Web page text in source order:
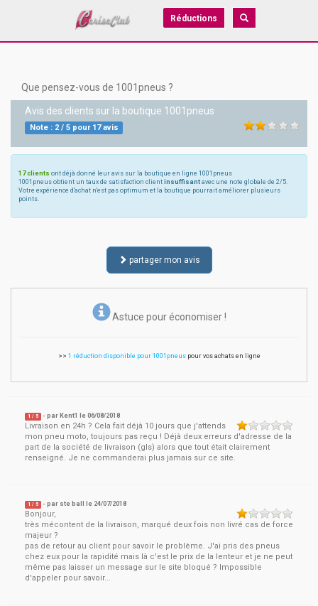
Réductions
Que pensez-vous de 1001pneus ?
Avis des clients sur la boutique 1001pneus
Note : 2/ 5pour 17avis
17 clients ont déjà donné leur avis sur la boutique en ligne 1001pneus
1001pneus obtient un taux de satisfaction client insuffisant avec une note globale de 2/5.
Votre expérience d'achat n'est pas optimum et la boutique pourrait améliorer plusieurs
points.
partager mon avis
Astuce pour économiser !
>> 1 réduction disponible pour 1001pneuspour vos achats en ligne
1 / 5 - par Kent1 le06/08/2018
Livraison en 24h ? Cela fait déjà 10 jours que j'attends
mon pneu moto, toujours pas reçu ! Déjà deux erreurs d'adresse de la
part de la société de livraison (gls) alors que tout était clairement
renseigné. Je ne commanderai plus jamais sur ce site.
1 / 5 - par ste ball le 24/07/2018
Bonjour,
très mécontent de la livraison, marqué deux fois non livré cas de force
majeur ?
pas de retour au client pour savoir le problème. J'ai pris des pneus
chez eux pour la rapidité mais là c'est le prix de la lenteur et je ne peut
même pas laisser un message sur le site bloqué ? Impossible
d'appeler pour savoir...